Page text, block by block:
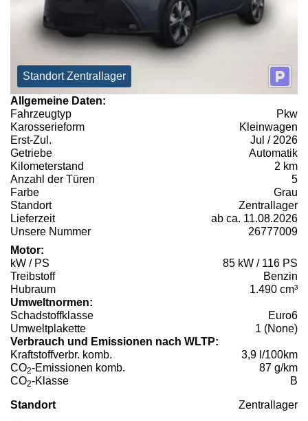
Standort Zentrallager
Allgemeine Daten:
Fahrzeugtyp
Pkw
Karosserieform
Kleinwagen
Erst-Zul.
Jul / 2026
Getriebe
Automatik
Kilometerstand
2 km
Anzahl der Türen
5
Farbe
Grau
Standort
Zentrallager
Lieferzeit
ab ca. 11.08.2026
Unsere Nummer
26777009
Motor:
kW / PS
85 kW / 116 PS
Treibstoff
Benzin
Hubraum
1.490 cm³
Umweltnormen:
Schadstoffklasse
Euro6
Umweltplakette
1 (None)
Verbrauch und Emissionen nach WLTP:
Kraftstoffverbr. komb.
3,9 l/100km
CO2-Emissionen komb.
87 g/km
CO2-Klasse B
Standort Zentrallager